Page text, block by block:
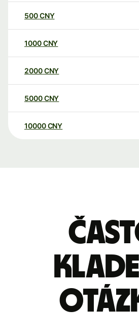
500CNY
1000CNY
2000CNY
5000CNY
10000 CNY